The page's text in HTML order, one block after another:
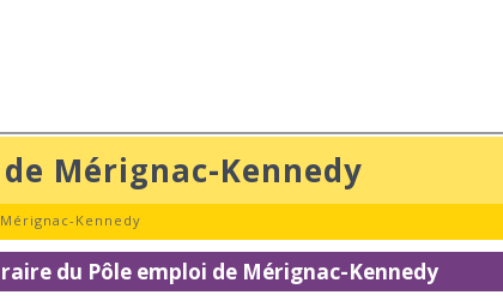
Mérignac-Kennedy
Kennedy
du Pôle emploi de Mérignac-Kennedy